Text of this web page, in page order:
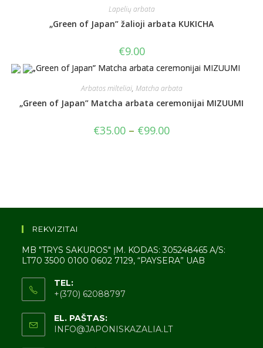
Lapelių arbata
„Green of Japan” žalioji arbata KUKICHA
€9.00
Arbatos milteliai, Matcha arbata
„Green of Japan” Matcha arbata ceremonijai MIZUUMI
€35.00 – €99.00
REKVIZITAI
MB "TRYS SAKUROS" ĮM. KODAS: 305248465 A/S:
LT70 3500 0100 0602 7129, “PAYSERA” UAB
TEL:
+(370) 62088797
EL. PAŠTAS:
INFO@JAPONISKAZALIA.LT